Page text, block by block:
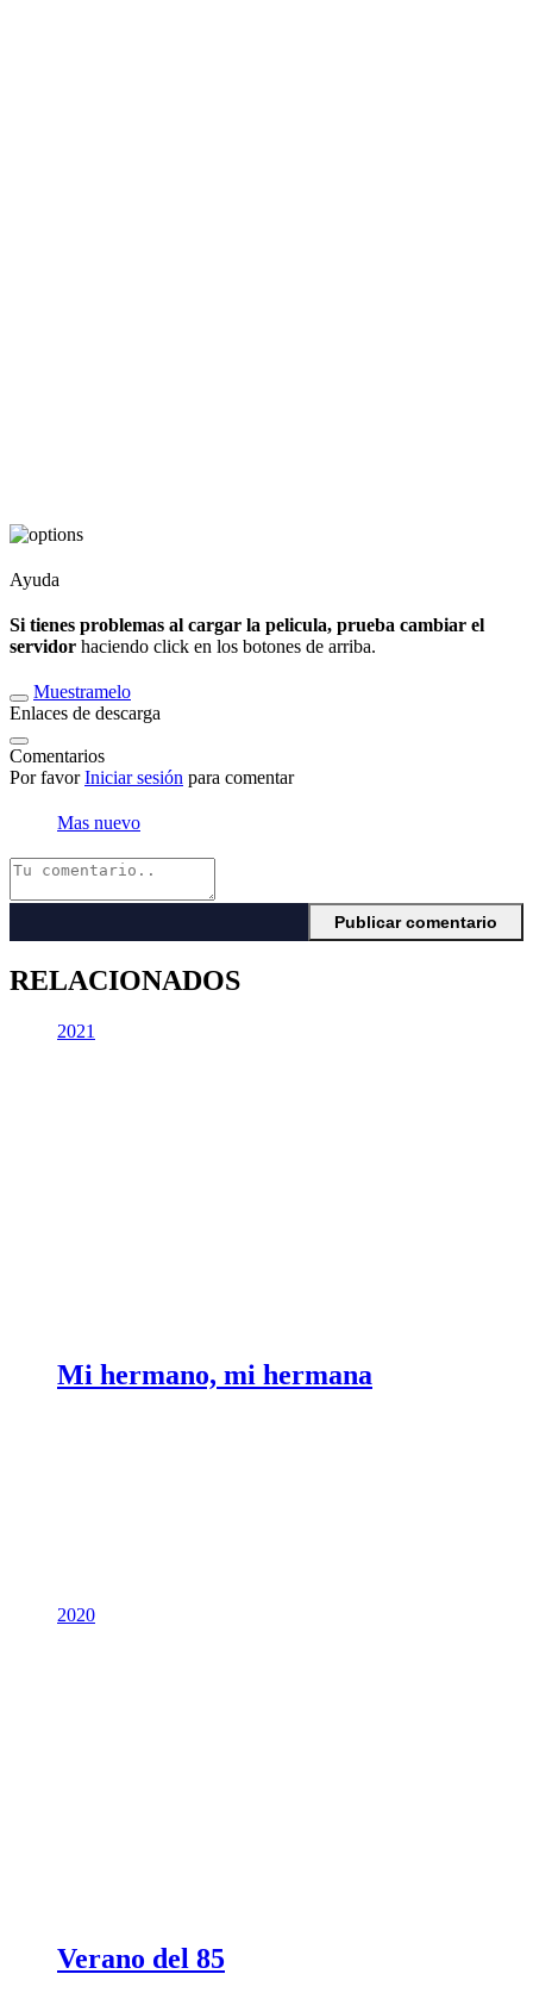
Ayuda
Si tienes problemas al cargar la pelicula, prueba cambiar el
servidor haciendo click en los botones de arriba.
Muestramelo
Enlaces de descarga
Comentarios
Por favorIniciar sesión para comentar
Mas nuevo
RELACIONADOS
2021
Mi hermano, mi hermana
2020
Verano del 85